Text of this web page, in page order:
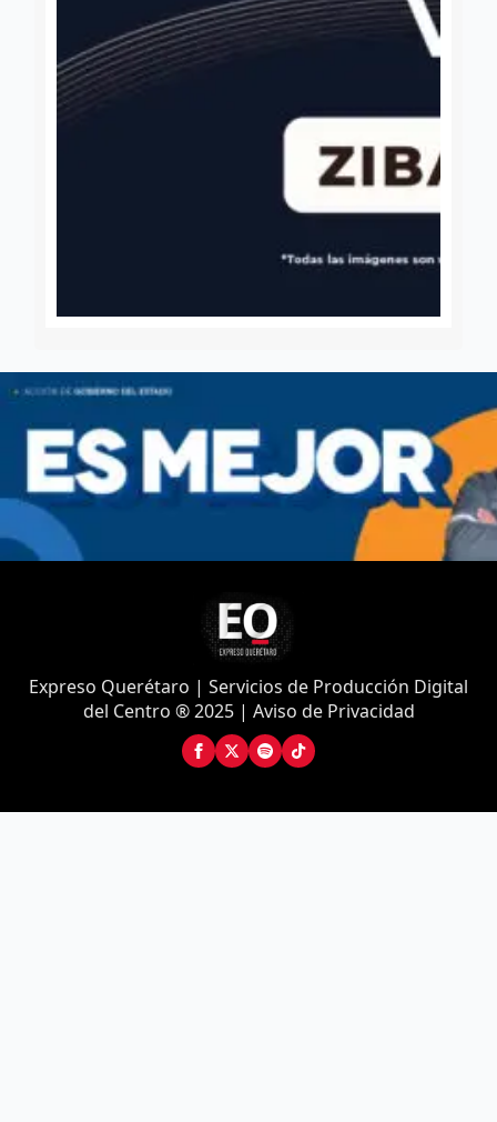
Expreso Querétaro | Servicios de Producción Digital
del Centro ® 2025 | Aviso de Privacidad